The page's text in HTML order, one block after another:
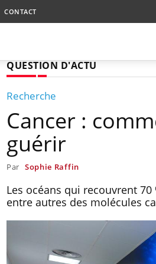
CONTACT
QUESTION D'ACTU
Recherche
Cancer :
guérir
Par Sophie Raffin
Les océans qui recouvrent
entre autres des molécules